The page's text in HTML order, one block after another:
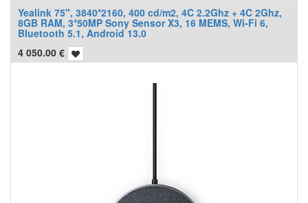
Yealink 75", 3840*2160, 400 cd/m2, 4C 2.2Ghz + 4C 2Ghz,
8GB RAM, 3*50MP Sony Sensor X3, 16 MEMS, Wi-Fi 6,
Bluetooth 5.1, Android 13.0
4 050.00 €